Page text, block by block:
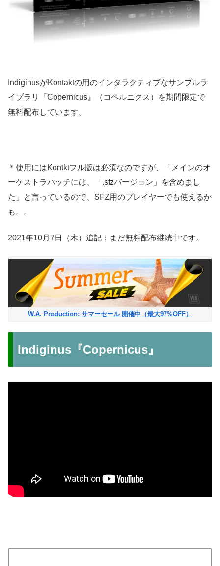
IndiginusがKontaktの用のインタラクティブなサンプルラ
イブラリ『Copernicus』（コペルニクス）を期間限定で
無料配布しています。
＊使用にはKontktフル版は必須なのですが、「メインのオ
ーケストラパッチには、「.sfzバージョン」を含めまし
た」と言っているので、SFZ用のプレイヤーでも使えるか
も。。
2021年10月7日（木）追記：まだ無料配布継続中です。
W.A. Production: サマーセール 開催中（最大97%OFF）
Indiginus『Copernicus』